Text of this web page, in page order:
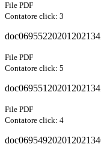
File PDF
Contatore click: 3
File PDF
Contatore click: 5
File PDF
Contatore click: 4